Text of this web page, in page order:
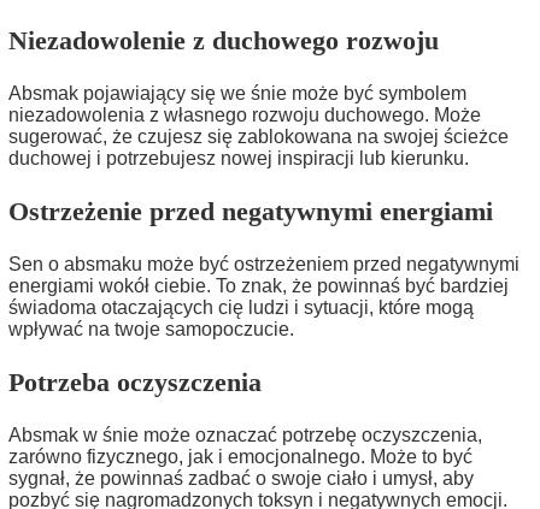
Niezadowolenie z duchowego rozwoju
Absmak pojawiający się we śnie może być symbolem
niezadowolenia z własnego rozwoju duchowego. Może
sugerować, że czujesz się zablokowana na swojej ścieżce
duchowej i potrzebujesz nowej inspiracji lub kierunku.
Ostrzeżenie przed negatywnymi energiami
Sen o absmaku może być ostrzeżeniem przed negatywnymi
energiami wokół ciebie. To znak, że powinnaś być bardziej
świadoma otaczających cię ludzi i sytuacji, które mogą
wpływać na twoje samopoczucie.
Potrzeba oczyszczenia
Absmak w śnie może oznaczać potrzebę oczyszczenia,
zarówno fizycznego, jak i emocjonalnego. Może to być
sygnał, że powinnaś zadbać o swoje ciało i umysł, aby
pozbyć się nagromadzonych toksyn i negatywnych emocji.